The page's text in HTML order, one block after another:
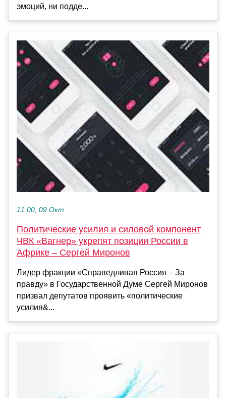
эмоций, ни подде...
11:00, 09 Окт
Политические усилия и силовой компонент
ЧВК «Вагнер» укрепят позиции России в
Африке – Сергей Миронов
Лидер фракции «Справедливая Россия – За
правду» в Государственной Думе Сергей Миронов
призвал депутатов проявить «политические
усилия&...